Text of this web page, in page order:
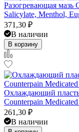
Разогревающая мазь
Salicylate, Menthol,
371,30 ₽
В наличии
В корзину
Охлаждающий
Counterpain
261,30 ₽
В наличии